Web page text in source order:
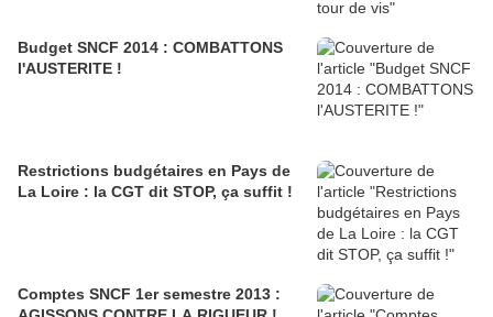
Budget SNCF 2014 : COMBATTONS
l'AUSTERITE !
Restrictions budgétaires en Pays de
La Loire : la CGT dit STOP, ça suffit !
Comptes SNCF 1er semestre 2013 :